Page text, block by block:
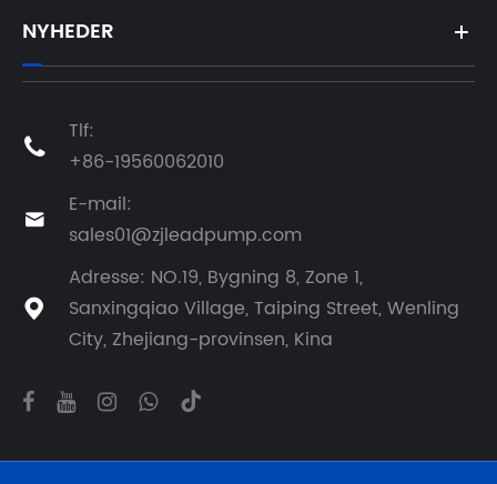
NYHEDER

Tlf:
+86-19560062010

E-mail:
sales01@zjleadpump.com

Adresse: NO.19, Bygning 8, Zone 1,
Sanxingqiao Village, Taiping Street, Wenling
City, Zhejiang-provinsen, Kina